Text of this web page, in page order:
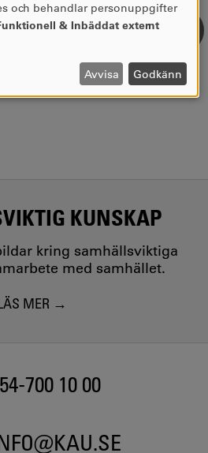
och samhällsvetenskap
KUNSKAP
kring samhällsviktiga
med samhället.
MER
700 10 00
och behandlar personuppgifter
& Inbäddat externt
Avvisa Godkänn